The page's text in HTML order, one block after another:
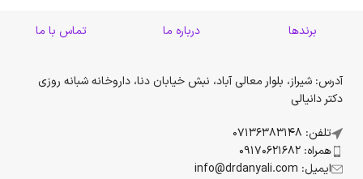
برندها درباره ما تماس با ما
آدرس: شیراز، بلوار معالی آباد، نبش خیابان دنا، داروخانه شبانه روزی
دکتر دانیالی
تلفن: 07136383148
همراه: 09170621682
ایمیل: info@drdanyali.com